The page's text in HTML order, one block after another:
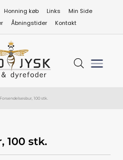
Honning køb Links
Min Side
Åbningstider Kontakt
100 stk.
100 stk.